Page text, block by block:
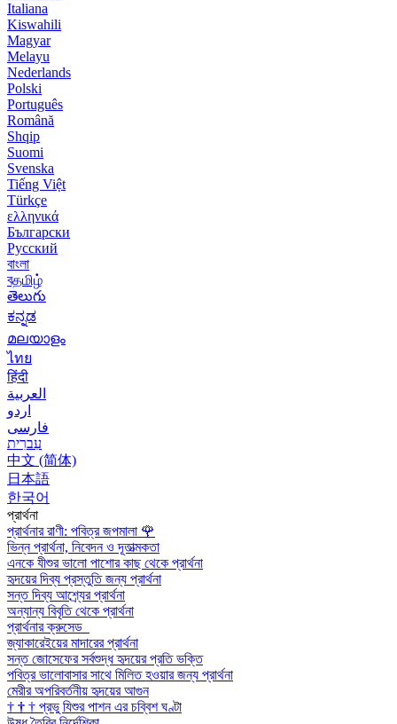
Italiana
Kiswahili
Magyar
Melayu
Nederlands
Polski
Português
Română
Shqip
Suomi
Svenska
Tiếng Việt
Türkçe
ελληνικά
Български
Русский
বাংলা
বதமிழ்
తెలుగు
ಕನ್ನಡ
മലയാളം
ไทย
हिंदी
العربية
اردو
فارسی
עִברִית
中文 (简体)
日本語
한국어
প্রার্থনা
প্রার্থনার রাণী: পবিত্র জপমালা 🌹
ভিন্ন প্রার্থনা, নিবেদন ও দূতাত্মকতা
এনকে যীশুর ভালো পাশোর কাছ থেকে প্রার্থনা
হৃদয়ের দিব্য প্রস্তুতি জন্য প্রার্থনা
সন্ত দিব্য আশ্র্যের প্রার্থনা
অন্যান্য বিবৃতি থেকে প্রার্থনা
প্রার্থনার ক্রুসেড
জ্যাকারেইয়ের মাদারের প্রার্থনা
সন্ত জোসেফের সর্বশুদ্ধ হৃদয়ের প্রতি ভক্তি
পবিত্র ভালোবাসার সাথে মিলিত হওয়ার জন্য প্রার্থনা
মেরীর অপরিবর্তনীয় হৃদয়ের আগুন
† † † প্রভু যিশুর পাশন এর চব্বিশ ঘণ্টা